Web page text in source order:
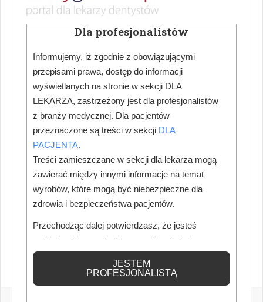
Dla profesjonalistów
Informujemy, iż zgodnie z obowiązującymi
przepisami prawa, dostęp do informacji
wyświetlanych na stronie w sekcji DLA
LEKARZA, zastrzeżony jest dla profesjonalistów
z branży medycznej. Dla pacjentów
przeznaczone są treści w sekcji DLA
PACJENTA.
Treści zamieszczane w sekcji dla lekarza mogą
zawierać między innymi informacje na temat
wyrobów, które mogą być niebezpieczne dla
zdrowia i bezpieczeństwa pacjentów.
Przechodząc dalej potwierdzasz, że jesteś
profesjonalistą posiadającym odpowiednią
wiedzę medyczną.
JESTEM
PROFESJONALISTĄ